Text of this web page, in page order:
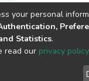
copyright ©
End User
your personal
Statistics.
read our privacy policy.